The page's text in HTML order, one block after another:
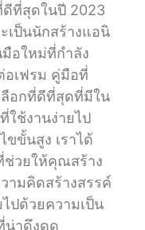
ที่สุดในปี 2023
เป็นนักสร้างแอนิ
อใหม่ที่กำลัง
อเฟรม คู่มือที่
ลือกที่ดีที่สุดที่มีใน
ใช้งานง่ายไป
ขั้นสูง เราได้
ช่วยให้คุณสร้าง
ามคิดสร้างสรรค์
ปด้วยความเป็น
น่าดึงดูด